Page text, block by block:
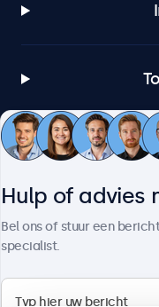
Hulp of advies
Bel ons of stuur een
specialist.